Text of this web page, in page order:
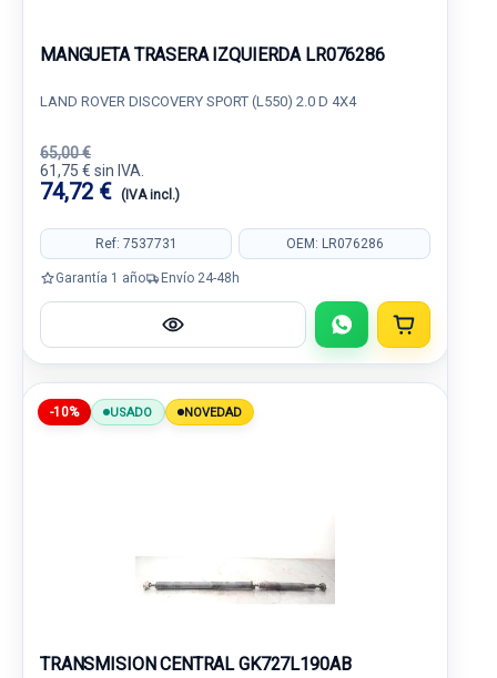
MANGUETA TRASERA IZQUIERDA LR076286
LAND ROVER DISCOVERY SPORT (L550) 2.0 D 4X4
65,00 €
61,75 € sin IVA.
74,72 € (IVA incl.)
Ref: 7537731 OEM: LR076286
Garantía 1 año Envío 24-48h
-10% USADO NOVEDAD
TRANSMISION CENTRAL GK727L190AB